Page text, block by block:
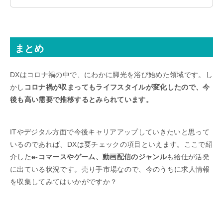
まとめ
DXはコロナ禍の中で、にわかに脚光を浴び始めた領域です。し
かし コロナ禍が収まってもライフスタイルが変化したので、今
後も高い需要で推移するとみられています。
ITやデジタル方面で今後キャリアアップしていきたいと思って
いるのであれば、DXは要チェックの項目といえます。ここで紹
介したe-コマースやゲーム、動画配信のジャンルも給仕が活発
に出ている状況です。売り手市場なので、今のうちに求人情報
を収集してみてはいかがですか？